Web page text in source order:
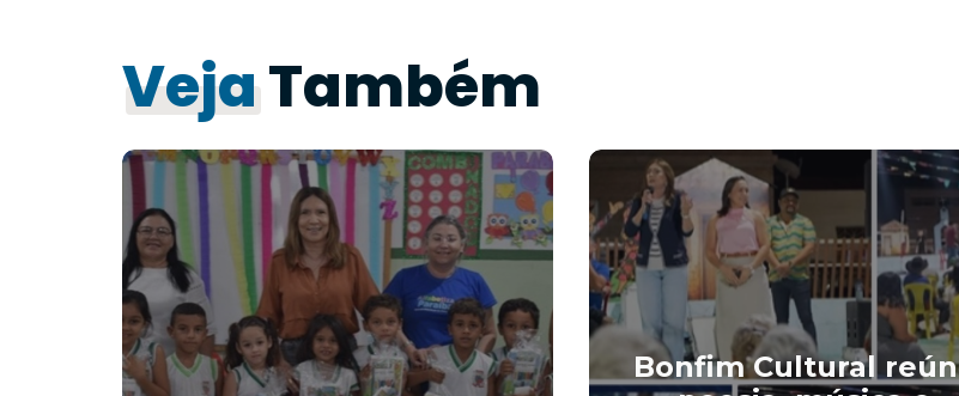
VejaTambém
Bonfim Cultural